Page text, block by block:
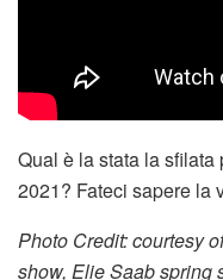
Qual è la stata la
2021? Fateci sapere la
Photo Credit: courtesy
show, Elie Saab spring